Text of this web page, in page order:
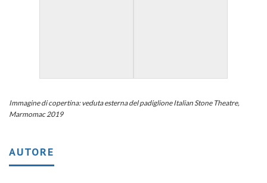
Immagine di copertina: veduta esterna del padiglione Italian Stone Theatre,
Marmomac 2019
AUTORE